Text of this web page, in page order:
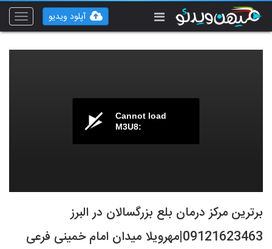
Toggle
آپلود ویدیو
Cannot load
M3U8:
برترین مرکز درمان بلع بزرگسالان در البرز
09121623463|مهرویلا میدان امام خمینی فرعی